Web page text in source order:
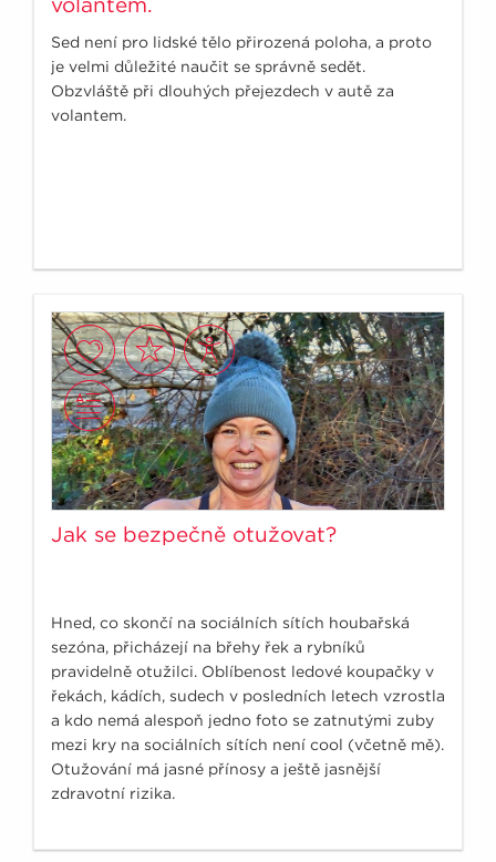
Sed není pro lidské tělo přirozená poloha, a proto
je velmi důležité naučit se správně sedět.
Obzvláště při dlouhých přejezdech v autě za
volantem.
Jak se bezpečně otužovat?
Hned, co skončí na sociálních sítích houbařská
sezóna, přicházejí na břehy řek a rybníků
pravidelně otužilci. Oblíbenost ledové koupačky v
řekách, kádích, sudech v posledních letech vzrostla
a kdo nemá alespoň jedno foto se zatnutými zuby
mezi kry na sociálních sítích není cool (včetně mě).
Otužování má jasné přínosy a ještě jasnější
zdravotní rizika.